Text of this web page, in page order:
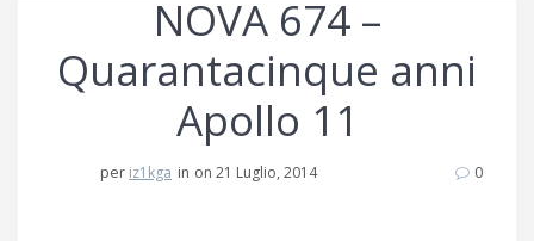
NOVA 674 –
Quarantacinque anni
Apollo 11
per iz1kga in on 21 Luglio, 2014 0